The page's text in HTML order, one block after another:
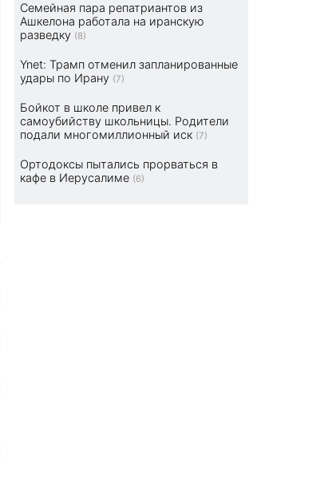
Семейная пара репатриантов из
Ашкелона работала на иранскую
разведку (8)
Ynet: Трамп отменил запланированные
удары по Ирану (7)
Бойкот в школе привел к
самоубийству школьницы. Родители
подали многомиллионный иск (7)
Ортодоксы пытались прорваться в
кафе в Иерусалиме (6)